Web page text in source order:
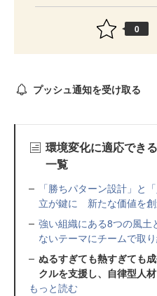
0
プッシュ通知を受け取る
環境変化に適応でき
一覧
「勝ちパターン設計」と
立が鍵に 新たな価値を
強い組織にある8つの風
ないテーマにチームで取
ぬるすぎても熱すぎても
クルを支援し、自律型人
もっと読む